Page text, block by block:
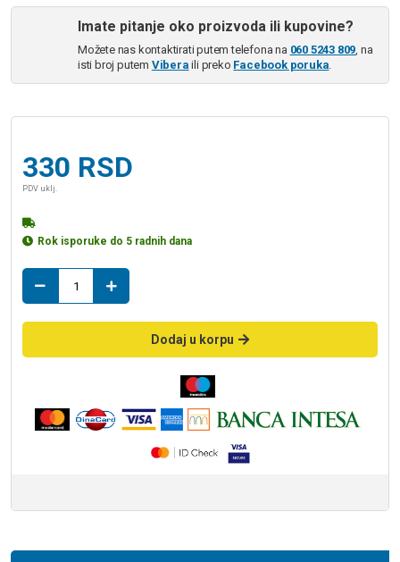
Imate pitanje oko proizvoda ili kupovine?
Možete nas kontaktirati putem telefona na 060 5243 809, na
isti broj putem Vibera ili preko Facebook poruka.
330 RSD
PDV uklj.
Rok isporuke do 5 radnih dana
50cm
1/2-
MZ
Dodaj u korpu